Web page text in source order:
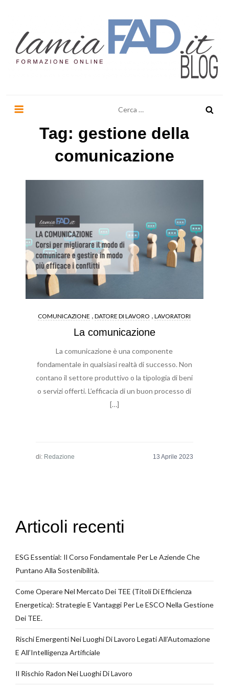
contenuto
per:
Tag: gestione della
comunicazione
COMUNICAZIONE ,DATORE DI LAVORO ,LAVORATORI
La comunicazione
La comunicazione è una componente
fondamentale in qualsiasi realtà di successo. Non
contano il settore produttivo o la tipologia di beni
o servizi offerti. L’efficacia di un buon processo di
[…]
di: Redazione
Articoli recenti
ESG Essential: Il Corso Fondamentale Per Le Aziende Che
Puntano Alla Sostenibilità.
Come Operare Nel Mercato Dei TEE (Titoli Di Efficienza
Energetica): Strategie E Vantaggi Per Le ESCO Nella Gestione
Dei TEE.
Rischi Emergenti Nei Luoghi Di Lavoro Legati All’Automazione
E All’Intelligenza Artificiale
Il Rischio Radon Nei Luoghi Di Lavoro